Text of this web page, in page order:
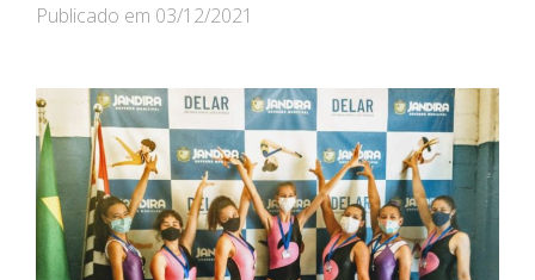
Publicado em 03/12/2021